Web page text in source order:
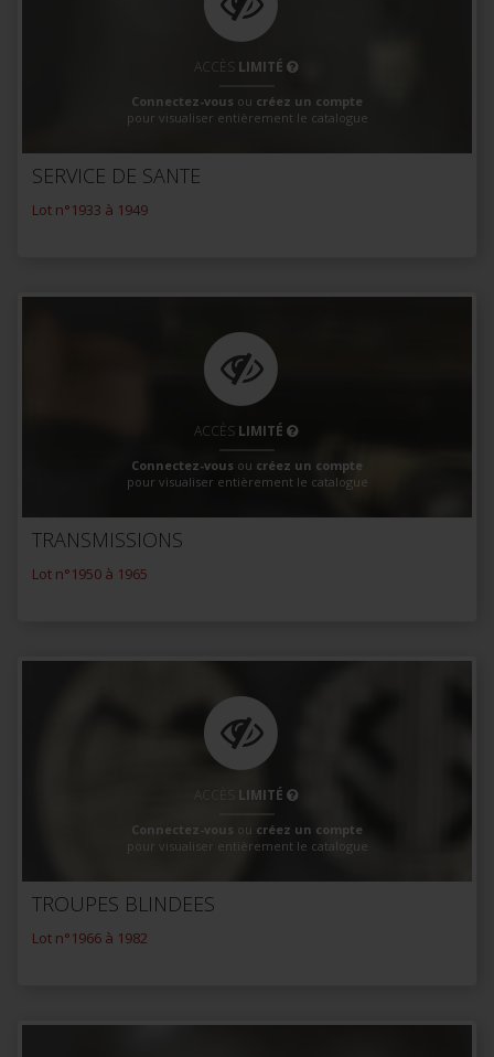
ACCÈS LIMITÉ
Connectez-vous ou créez un compte
pour visualiser entièrement le catalogue
SERVICE DE SANTE
Lot n°1933 à 1949
ACCÈS LIMITÉ
Connectez-vous ou créez un compte
pour visualiser entièrement le catalogue
TRANSMISSIONS
Lot n°1950 à 1965
ACCÈS LIMITÉ
Connectez-vous ou créez un compte
pour visualiser entièrement le catalogue
TROUPES BLINDEES
Lot n°1966 à 1982